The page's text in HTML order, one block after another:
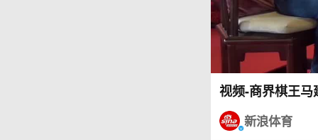
视频-商界棋王
新浪体育